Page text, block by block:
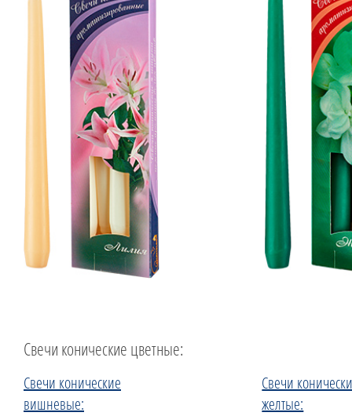
Свечи конические цветные:
Свечи конические
вишневые:
Свечи
желтые: